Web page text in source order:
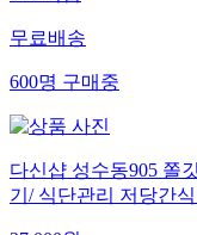
무료배송
600명구매중
다신샵 성수동905 쫄
기/ 식단관리 저당간